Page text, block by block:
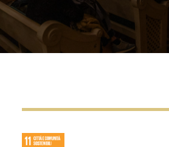
CONTATTI